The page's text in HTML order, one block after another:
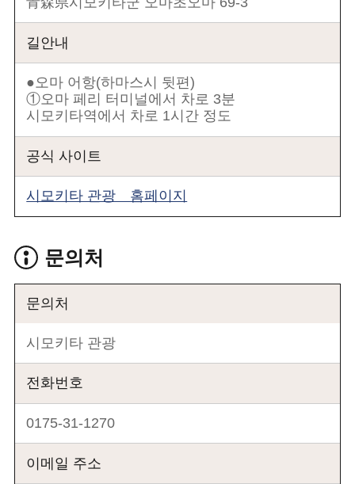
길안내
●오마 어항(하마스시 뒷편)
①오마 페리 터미널에서 차로 3분
시모키타역에서 차로 1시간 정도
공식 사이트
시모키타 관광 홈페이지
문의처
문의처
시모키타 관광
전화번호
0175-31-1270
이메일 주소